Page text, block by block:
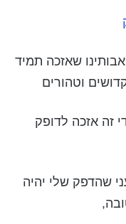
אבותינו שאזכה תמיד
וטהורים
זה אזכה לדופק
שהדפק שלי יהיה